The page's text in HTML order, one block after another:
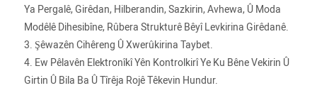
Ya Pergalê, Girêdan, Hilberandin, Sazkirin, Avhewa, Û Moda
Modêlê Dihesibîne, Rûbera Strukturê Bêyî Levkirina Girêdanê.
3. Şêwazên Cihêreng Û Xwerûkirina Taybet.
4. Ew Pêlavên Elektronîkî Yên Kontrolkirî Ye Ku Bêne Vekirin Û
Girtin Û Bila Ba Û Tîrêja Rojê Têkevin Hundur.